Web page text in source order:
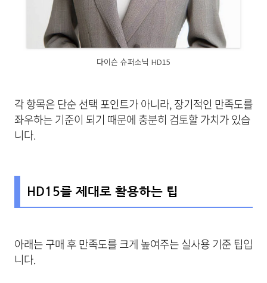
다이슨 슈퍼소닉 HD15
각 항목은 단순 선택 포인트가 아니라, 장기적인 만족도를
좌우하는 기준이 되기 때문에 충분히 검토할 가치가 있습
니다.
HD15를 제대로 활용하는 팁
아래는 구매 후 만족도를 크게 높여주는 실사용 기준 팁입
니다.